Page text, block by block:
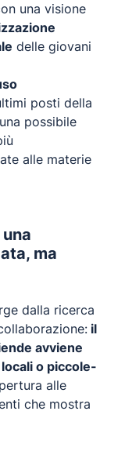
una visione
delle giovani
posti della
possibile
alle materie
ma
dalla ricerca
il
avviene
o piccole-
alle
che mostra